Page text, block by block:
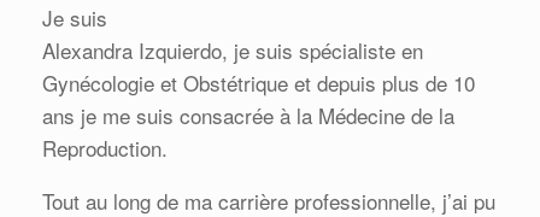
Je suis
Alexandra Izquierdo, je suis spécialiste en
Gynécologie et Obstétrique et depuis plus de 10
ans je me suis consacrée à la Médecine de la
Reproduction.
Tout au long de ma carrière professionnelle, j’ai pu